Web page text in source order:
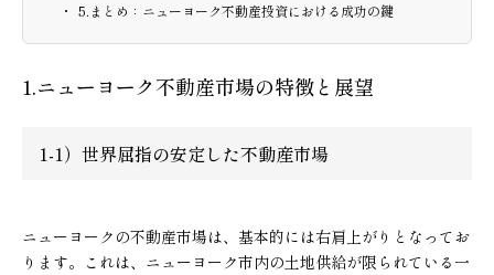
5.まとめ：ニューヨーク不動産投資における成功の鍵
1.ニューヨーク不動産市場の特徴と展望
1-1）世界屈指の安定した不動産市場
ニューヨークの不動産市場は、基本的には右肩上がりとなってお
ります。これは、ニューヨーク市内の土地供給が限られている一